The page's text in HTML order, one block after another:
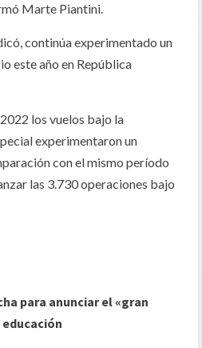
Marte Piantini.
continúa experimentado un
este año en República
los vuelos bajo la
experimentaron un
con el mismo período
las 3.730 operaciones bajo
para anunciar el «gran